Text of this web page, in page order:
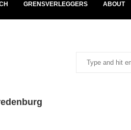
GRENSVERLEGGERS ABOUT